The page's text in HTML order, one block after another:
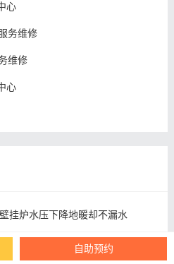
心
务维修
维修
心
挂炉水压下降地暖却不漏水
炉水压故障怎么解决
自助预约